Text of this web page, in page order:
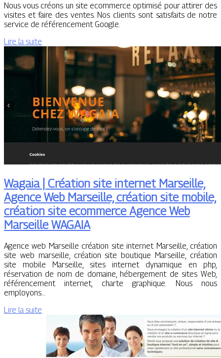
Nous vous créons un site ecommerce optimisé pour attirer des
visites et faire des ventes. Nos clients sont satisfaits de notre
service de référencement Google.
Lire la suite
Wagaia | Création site internet Marseille,
Agence Web Marseille, création site mobile,
création site ecommerce Agence Web
Marseille WAGAIA
Agence web Marseille création site internet Marseille, création
site web marseille, création site boutique Marseille, création
site mobile Marseille, sites internet dynamique en php,
réservation de nom de domaine, hébergement de sites Web,
référencement internet, charte graphique. Nous nous
employons…
Lire la suite